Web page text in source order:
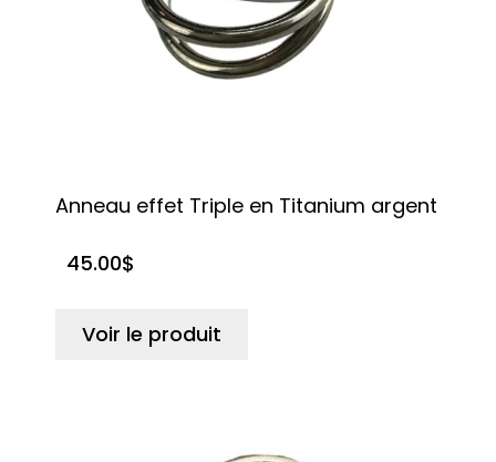
Anneau effet Triple en Titanium argent
45.00$
Voir le produit